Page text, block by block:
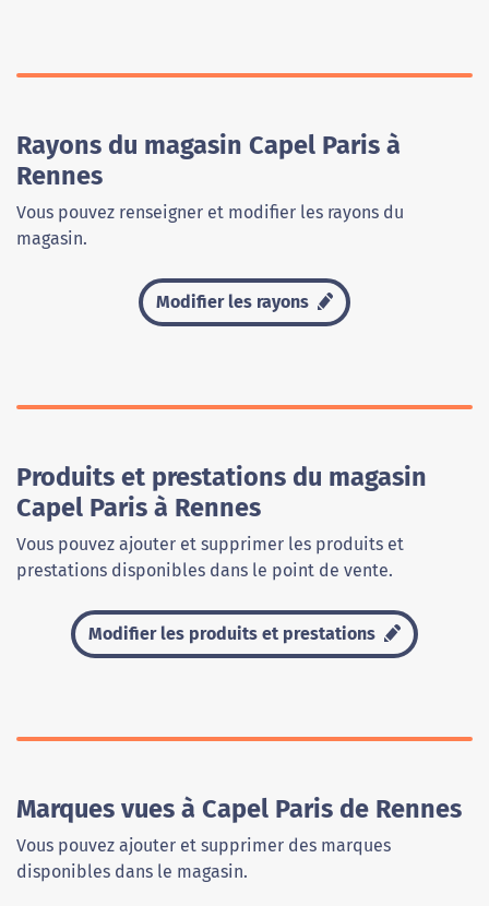
Rayons du magasin Capel Paris à
Rennes
Vous pouvez renseigner et modifier les rayons du
magasin.
Modifier les rayons
Produits et prestations du magasin
Capel Paris à Rennes
Vous pouvez ajouter et supprimer les produits et
prestations disponibles dans le point de vente.
Modifier les produits et prestations
Marques vues à Capel Paris de Rennes
Vous pouvez ajouter et supprimer des marques
disponibles dans le magasin.